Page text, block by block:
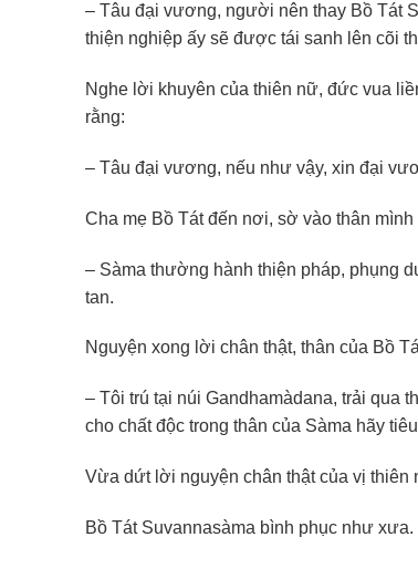
– Tâu đại vương, người nên thay Bồ Tát
thiện nghiệp ấy sẽ được tái sanh lên cõi
Nghe lời khuyên của thiên nữ, đức vua
rằng:
– Tâu đại vương, nếu như vậy, xin đại
Cha mẹ Bồ Tát đến nơi, sờ vào thân
– Sàma thường hành thiện pháp, phụng
tan.
Nguyện xong lời chân thật, thân của Bồ
– Tôi trú tại núi Gandhamàdana, trải qua
cho chất độc trong thân của Sàma hãy
Vừa dứt lời nguyện chân thật của vị
Bồ Tát Suvannasàma bình phục như xưa.